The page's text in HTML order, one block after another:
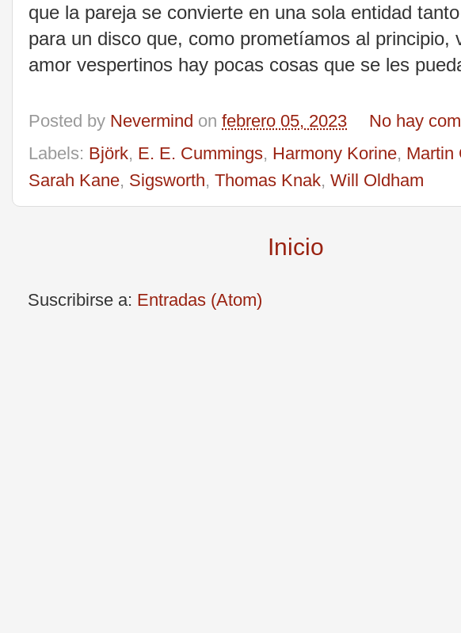
que la pareja se convierte en una sola entidad
para un disco que, como prometíamos al principio,
amor vespertinos hay pocas cosas que se les
Posted by Nevermind on febrero 05, 2023
No hay
Labels: Björk, E. E. Cummings, Harmony Korine, Martin
Sarah Kane, Sigsworth, Thomas Knak, Will Oldham
Inicio
Suscribirse a: Entradas (Atom)